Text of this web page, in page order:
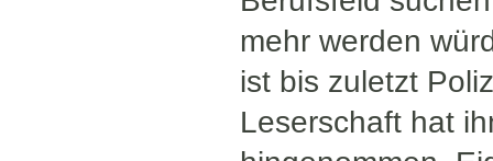
mehr werden
ist bis zuletzt
Leserschaft hat